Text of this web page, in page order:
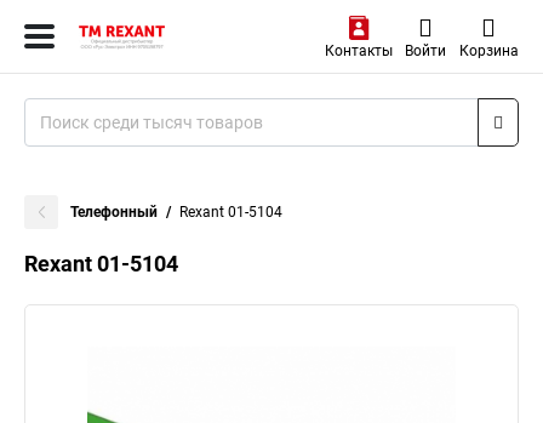
Контакты Войти Корзина
Телефонный Rexant 01-5104
Rexant 01-5104